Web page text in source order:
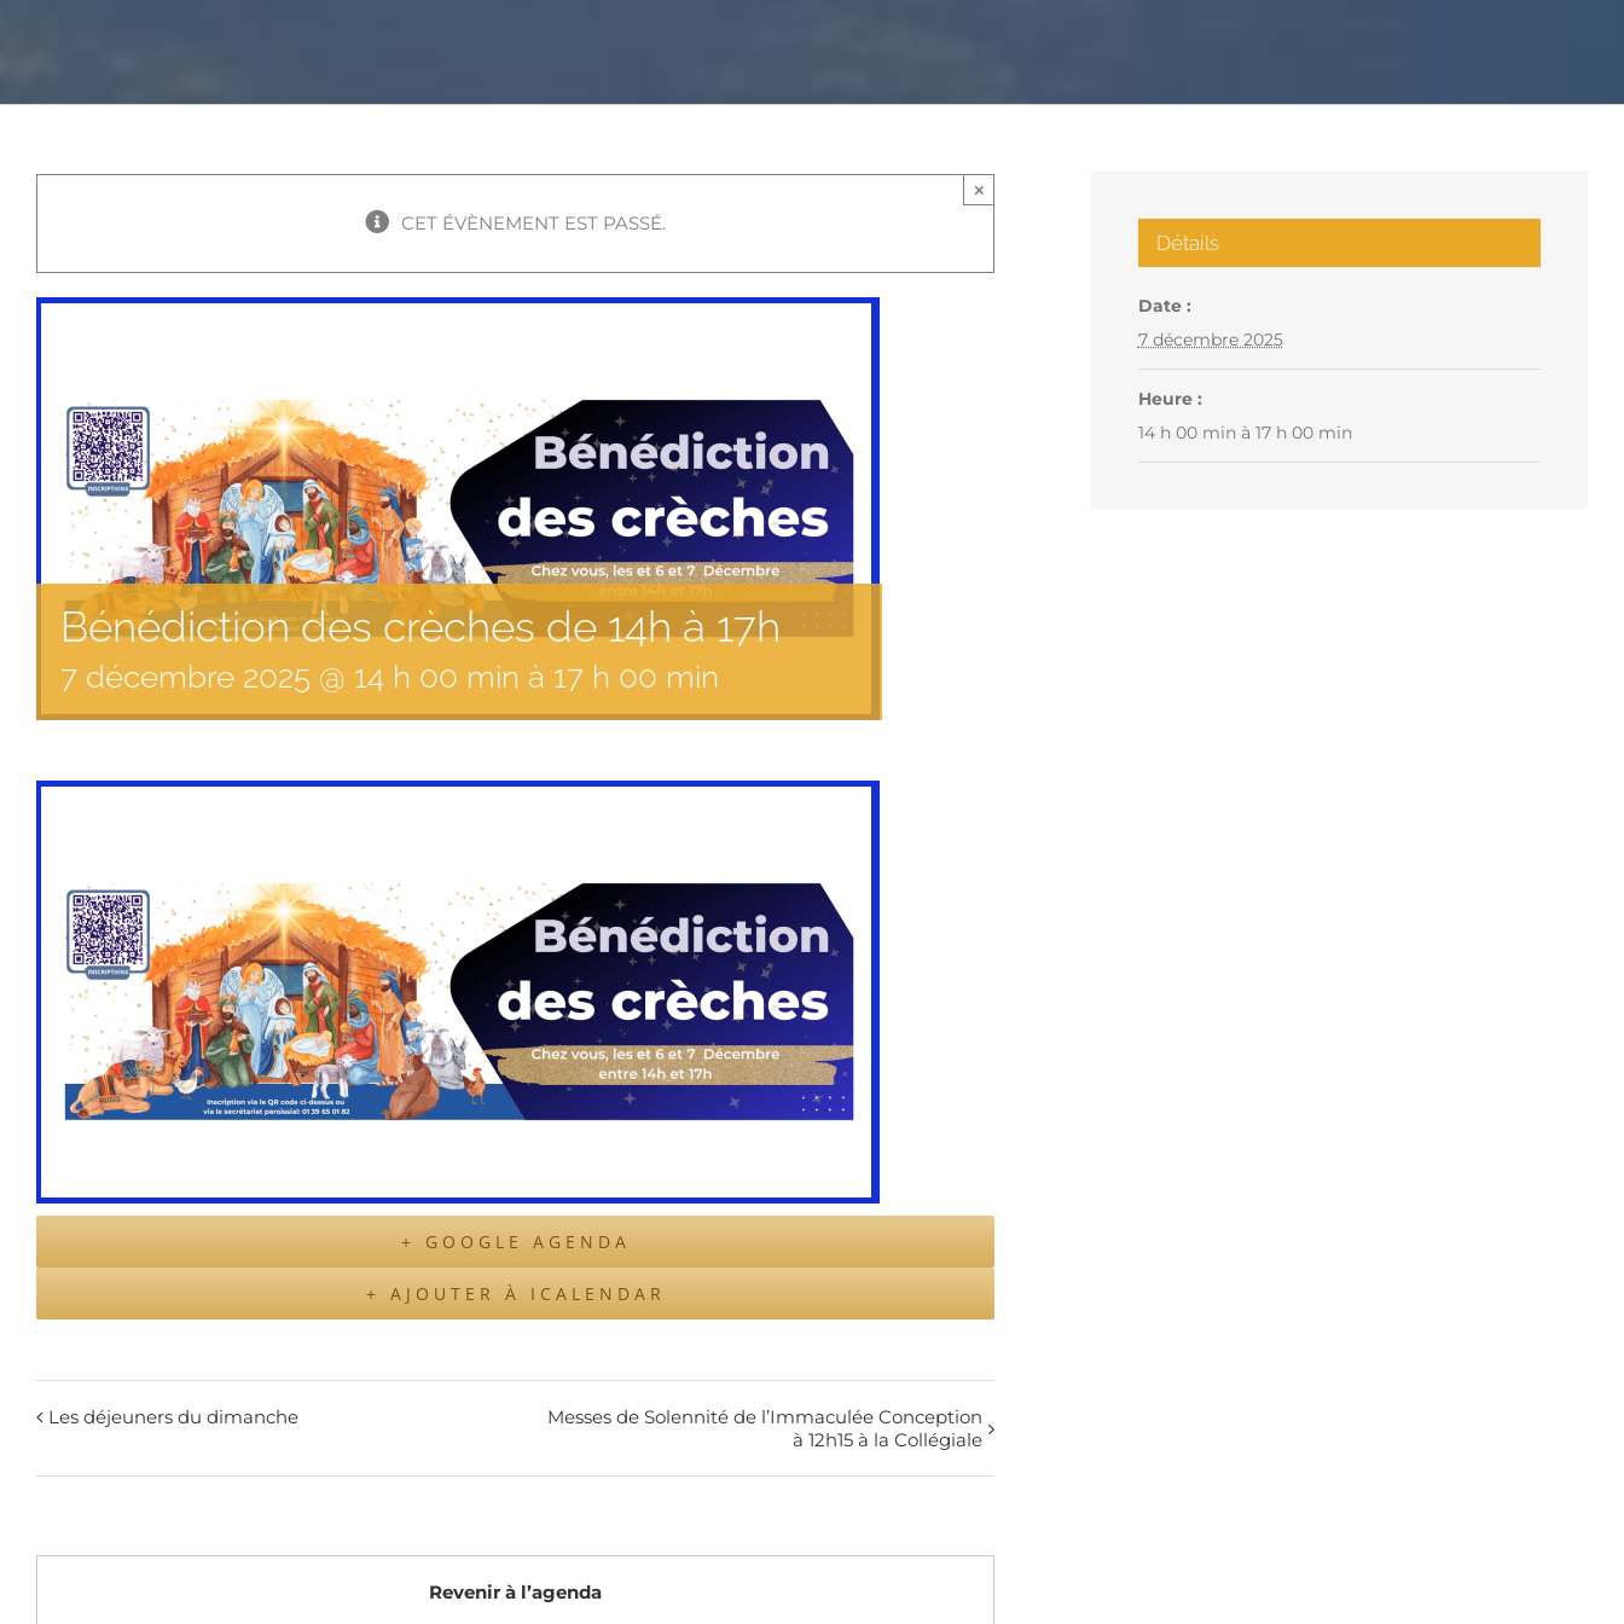
CET ÉVÈNEMENT EST PASSÉ.
×
Bénédiction des crèches de 14h à 17h
7 décembre 2025 @ 14 h 00 min à 17 h 00 min
+ GOOGLE AGENDA
+ AJOUTER À ICALENDAR
Les déjeuners du dimanche
Messes de Solennité de l’Immaculée Conception
à 12h15 à la Collégiale
Revenir à l’agenda
Détails
Date :
7 décembre 2025
Heure :
14 h 00 min à 17 h 00 min